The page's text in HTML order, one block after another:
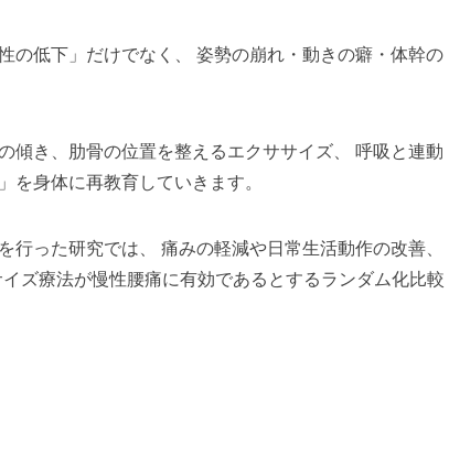
の低下」だけでなく、 姿勢の崩れ・動きの癖・体幹の
傾き、肋骨の位置を整えるエクササイズ、 呼吸と連動
身体に再教育していきます。
った研究では、 痛みの軽減や日常生活動作の改善、
ズ療法が慢性腰痛に有効であるとするランダム化比較